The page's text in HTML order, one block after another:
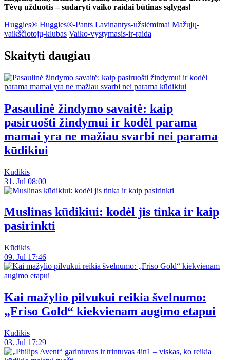
Tėvų užduotis – sudaryti vaiko raidai būtinas sąlygas!
Huggies® Huggies®-Pants Lavinantys-užsiėmimai Mažųjų-
vaikščiotojų-klubas Vaiko-vystymasis-ir-raida
Skaityti daugiau
Pasaulinė žindymo savaitė: kaip
pasiruošti žindymui ir kodėl parama
mamai yra ne mažiau svarbi nei parama
kūdikiui
Kūdikis
31. Jul 08:00
Muslinas kūdikiui: kodėl jis tinka ir kaip
pasirinkti
Kūdikis
09. Jul 17:46
Kai mažylio pilvukui reikia švelnumo:
„Friso Gold“ kiekvienam augimo etapui
Kūdikis
03. Jul 17:29